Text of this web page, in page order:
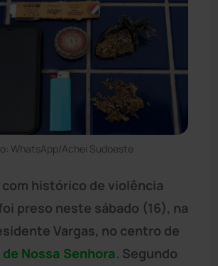
WhatsApp/Achei Sudoeste
com histórico de violência
preso neste sábado (16), na
Vargas, no centro de
Nossa Senhora. Segundo